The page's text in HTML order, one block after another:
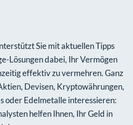
Sie mit aktuellen Tipps
Lösungen dabei, Ihr Vermögen
effektiv zu vermehren. Ganz
Devisen, Kryptowährungen,
oder Edelmetalle interessieren:
helfen Ihnen, Ihr Geld in